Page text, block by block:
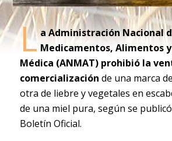
L a Administración Nacional
Medicamentos, Alimentos
Médica (ANMAT) prohibió la
comercialización de una marca
otra de liebre y vegetales en
de una miel pura, según se
Boletín Oficial.